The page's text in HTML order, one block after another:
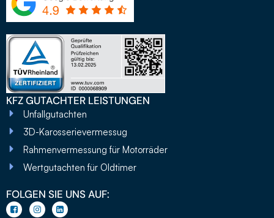
KFZ GUTACHTER LEISTUNGEN
Unfallgutachten
3D-Karosserievermessug
Rahmenvermessung für Motorräder
Wertgutachten für Oldtimer
FOLGEN SIE UNS AUF: